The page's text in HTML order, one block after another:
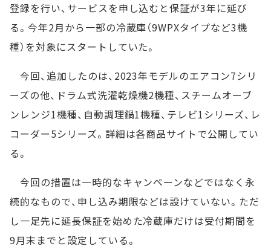
登録を行い、サービスを申し込むと保証が3年に延び
る。今年2月から一部の冷蔵庫（9WPXタイプなど3機
種）を対象にスタートしていた。
今回、追加したのは、2023年モデルのエアコン7シリ
ーズの他、ドラム式洗濯乾燥機2機種、スチームオーブ
ンレンジ1機種、自動調理鍋1機種、テレビ1シリーズ、レ
コーダー5シリーズ。詳細は各商品サイトで公開してい
る。
今回の措置は一時的なキャンペーンなどではなく永
続的なもので、申し込み期限などは設けていない。ただ
し一足先に延長保証を始めた冷蔵庫だけは受付期間を
9月末までと設定している。